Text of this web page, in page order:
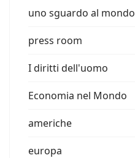
uno sguardo al mondo
press room
I diritti dell'uomo
Economia nel Mondo
americhe
europa